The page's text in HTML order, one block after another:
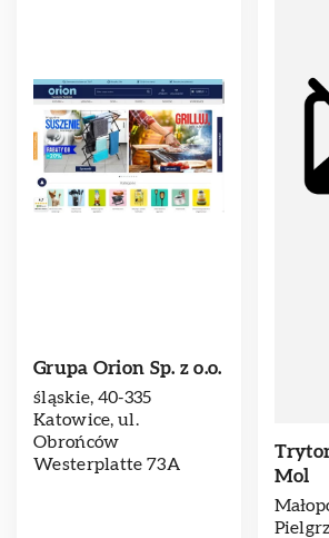
Grupa Orion Sp. z o.o.
śląskie, 40-335
Katowice, ul.
Obrońców
Westerplatte 73A
Mol